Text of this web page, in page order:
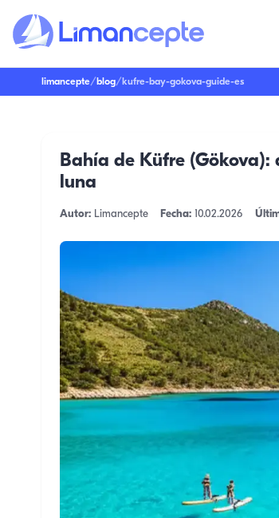
limancepte/ blog/ kufre-bay-gokova-guide-es
Bahía de Küfre
luna
Autor:Limancepte Fecha: 10.02.2026